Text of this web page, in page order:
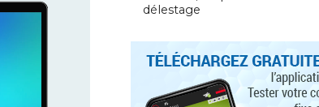
délestage